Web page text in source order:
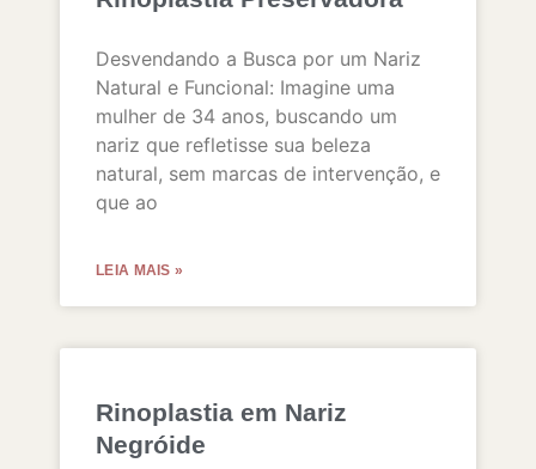
Desvendando a Busca por um Nariz
Natural e Funcional: Imagine uma
mulher de 34 anos, buscando um
nariz que refletisse sua beleza
natural, sem marcas de intervenção, e
que ao
LEIA MAIS »
Rinoplastia em Nariz
Negróide